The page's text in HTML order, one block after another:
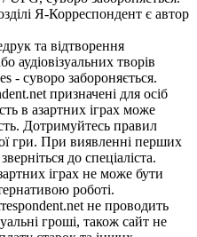
Я-Корреспондент є автор
та відтворення
аудіовізуальних творів
- суворо забороняється.
призначені для осіб
в азартних іграх може
Дотримуйтесь правил
гри. При виявленні перших
до спеціаліста.
іграх не може бути
роботі.
не проводить
гроші, також сайт не